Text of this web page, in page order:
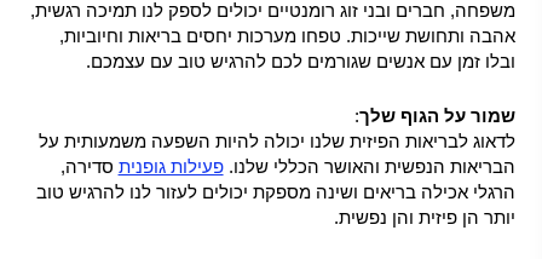
משפחה, חברים ובני זוג רומנטיים יכולים לספק לנו תמיכה רגשית,
אהבה ותחושת שייכות. טפחו מערכות יחסים בריאות וחיוביות,
ובלו זמן עם אנשים שגורמים לכם להרגיש טוב עם עצמכם.
שמור על הגוף שלך:
לדאוג לבריאות הפיזית שלנו יכולה להיות השפעה משמעותית על
הבריאות הנפשית והאושר הכללי שלנו.פעילות גופנית סדירה,
הרגלי אכילה בריאים ושינה מספקת יכולים לעזור לנו להרגיש טוב
יותר הן פיזית והן נפשית.